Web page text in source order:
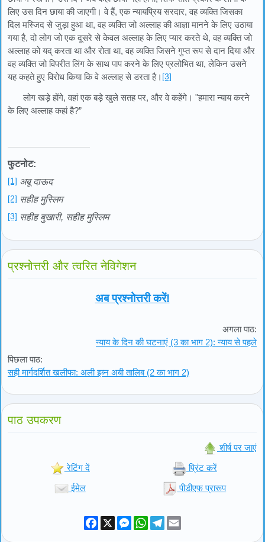
लिए उस दिन छाया की जाएगी। वे हैं, एक न्यायप्रिय सरदार, वह व्यक्ति जिसका
दिल मस्जिद से जुड़ा हुआ था, वह व्यक्ति जो अल्लाह की आज्ञा मानने के लिए उठाया
गया है, दो लोग जो एक दूसरे से केवल अल्लाह के लिए प्यार करते थे, वह व्यक्ति जो
अल्लाह को यद् करता था और रोता था, वह व्यक्ति जिसने गुप्त रूप से दान दिया और
वह व्यक्ति जो विपरीत लिंग के साथ पाप करने के लिए प्रलोभित था, लेकिन उसने
यह कहते हुए विरोध किया कि वे अल्लाह से डरता है। [3]
लोग खड़े होंगे, वहां एक बड़े खुले सतह पर, और वे कहेंगे। "हमारा न्याय करने
के लिए अल्लाह कहां है?”
फुटनोट:
[1] अबू दाऊद
[2] सहीह मुस्लिम
[3] सहीह बुखारी, सहीह मुस्लिम
प्रश्नोत्तरी और त्वरित नेविगेशन
अब प्रश्नोत्तरी करें!
पिछला पाठ:
सही मार्गदर्शित खलीफा: अली इब्न अबी तालिब (2 का भाग 2)
अगला पाठ:
न्याय के दिन की घटनाएं (3 का भाग 2): न्याय से पहले
पाठ उपकरण
शीर्ष पर जाएं
रेटिंग दें प्रिंट करें
ईमेल पीडीएफ प्रारूप
Facebook
X Messenger
WhatsApp
Telegram